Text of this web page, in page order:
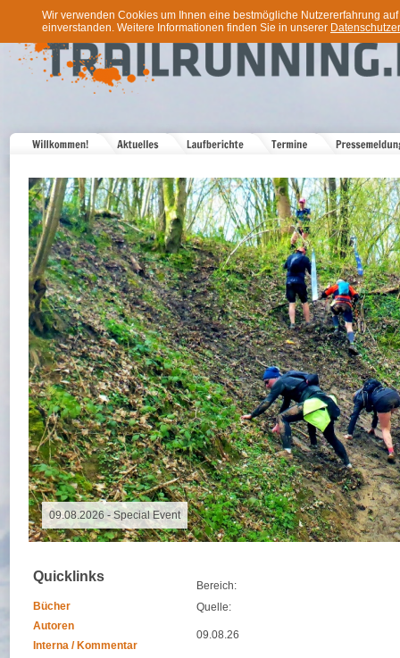
Wir verwenden Cookies um Ihnen eine bestmögliche Nutzererfahrung
einverstanden. Weitere Informationen finden Sie in unserer
09.08.2026 - Special Event
Quicklinks
Bücher
Autoren
Interna / Kommentar
Bereich:
Quelle:
09.08.26